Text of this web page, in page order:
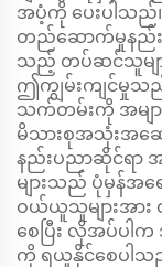
အပံ့ကို ပေးပါသ
တည်ဆောက်မှုနည်း
သည့် တပ်ဆင်သူမျာ
ဤကျွမ်းကျင်မှုသည်
သက်တမ်းကို အမျာ
မိသားစုအသုံးအဆေ
နည်းပညာဆိုင်ရာ
များသည် ပုံမှန်အရ
ဝယ်ယူသူများအား
စေပြီး လိုအပ်ပါက
ကို ရယူနိုင်စေပါ